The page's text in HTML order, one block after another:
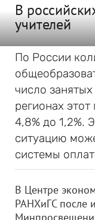
В
учителей
По России
число
регионах этот
4,8% до 1,2%.
ситуацию
системы
В Центре
РАНХиГС после